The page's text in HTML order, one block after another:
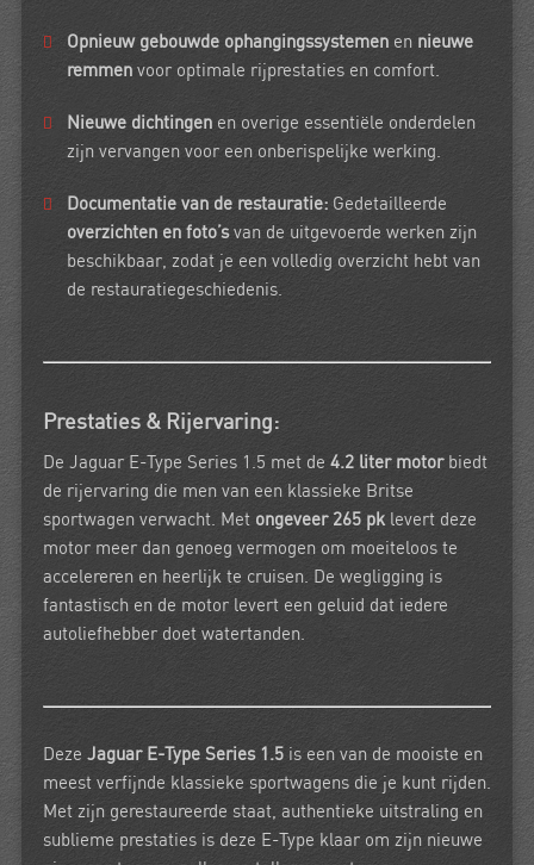
Opnieuw gebouwde ophangingssystemen en nieuwe
remmen voor optimale rijprestaties en comfort.
Nieuwe dichtingen en overige essentiële onderdelen
zijn vervangen voor een onberispelijke werking.
Documentatie van de restauratie: Gedetailleerde
overzichten en foto’svan de uitgevoerde werken zijn
beschikbaar, zodat je een volledig overzicht hebt van
de restauratiegeschiedenis.
Prestaties & Rijervaring:
De Jaguar E-Type Series 1.5 met de 4.2 liter motorbiedt
de rijervaring die men van een klassieke Britse
sportwagen verwacht. Met ongeveer 265 pk levert deze
motor meer dan genoeg vermogen om moeiteloos te
accelereren en heerlijk te cruisen. De wegligging is
fantastisch en de motor levert een geluid dat iedere
autoliefhebber doet watertanden.
Deze Jaguar E-Type Series 1.5 is een van de mooiste en
meest verfijnde klassieke sportwagens die je kunt rijden.
Met zijn gerestaureerde staat, authentieke uitstraling en
sublieme prestaties is deze E-Type klaar om zijn nieuwe